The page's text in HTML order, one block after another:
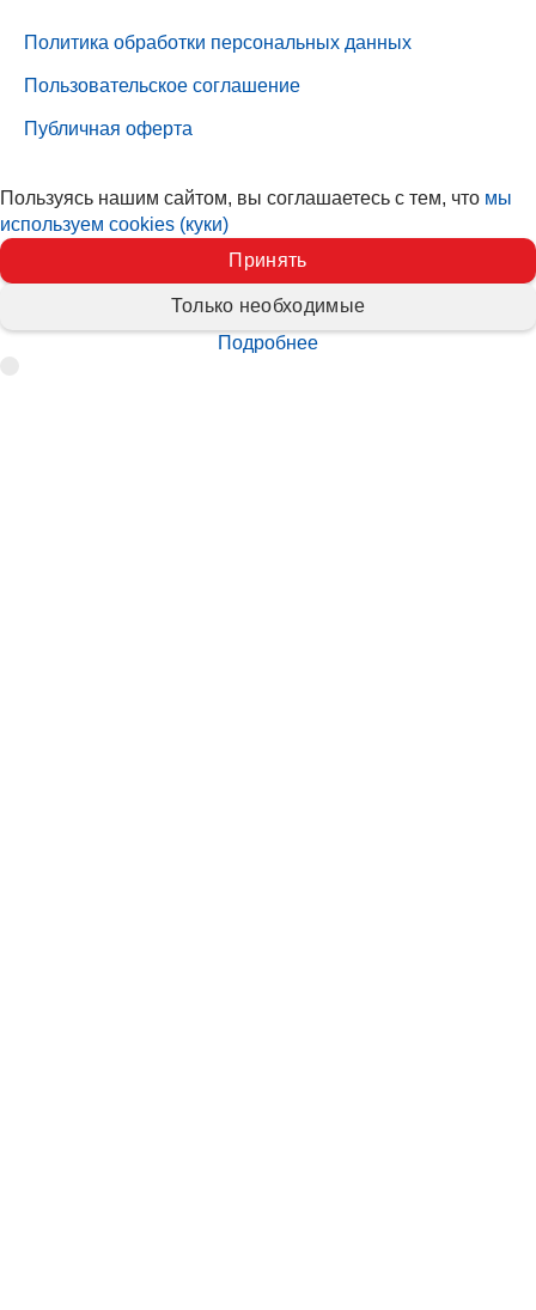
Политика обработки персональных данных
Пользовательское соглашение
Публичная оферта
Пользуясь нашим сайтом, вы соглашаетесь с тем, что мы
используем cookies (куки)
Принять
Только необходимые
Подробнее